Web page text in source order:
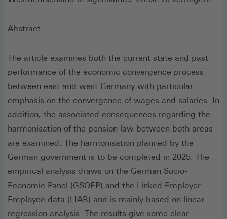
Abstract
The article examines both the current state and past
performance of the economic convergence process
between east and west Germany with particular
emphasis on the convergence of wages and salaries. In
addition, the associated consequences regarding the
harmonisation of the pension law between both areas
are examined. The harmonisation planned by the
German government is to be completed in 2025. The
empirical analysis draws on the German Socio-
Economic-Panel (GSOEP) and the Linked-Employer-
Employee data (LIAB) and is mainly based on linear
regression analysis. The results give some clear